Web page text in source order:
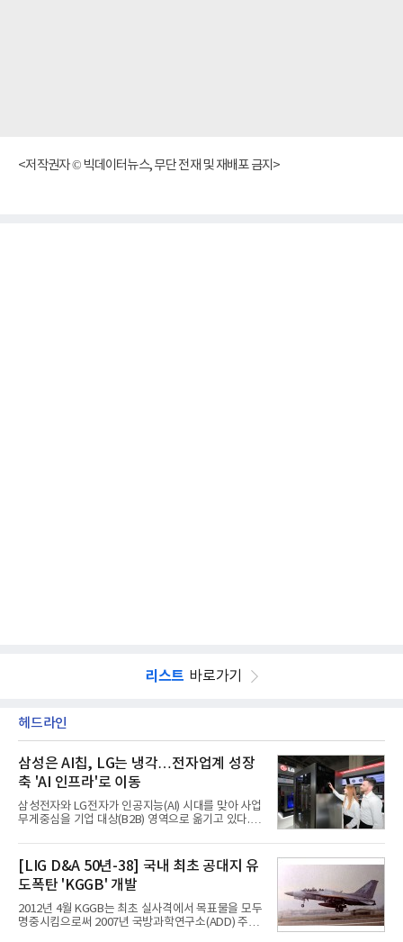
<저작권자 © 빅데이터뉴스, 무단 전재 및 재배포 금지>
리스트 바로가기
헤드라인
삼성은 AI칩, LG는 냉각…전자업계 성장
축 'AI 인프라'로 이동
삼성전자와 LG전자가 인공지능(AI) 시대를 맞아 사업
무게중심을 기업 대상(B2B) 영역으로 옮기고 있다.
접어든 가운데 삼성전자는 AI 반도체를 중심으로 데
이터센터 생태계 공략을 강화하고 LG전자는 냉각솔
루션·전장·로봇 등 기업용 솔루션 사업 확대에 속도를
내고 있다.9일 업계에 따르면 LG전자는 2분기 생활가
전과 프리미엄 제품 경쟁력에 더해 B2B 사업 확대 효
과로 수익성을 방어한 반면 삼성전자는 디바이스경험
(DX) 부문의 TV·생활가전 수익성이 악화됐다. 대신 삼
[LIG D&A 50년-38] 국내 최초 공대지 유
도폭탄 'KGGB' 개발
2012년 4월 KGGB는 최초 실사격에서 목표물을 모두
명중시킴으로써 2007년 국방과학연구소(ADD) 주관